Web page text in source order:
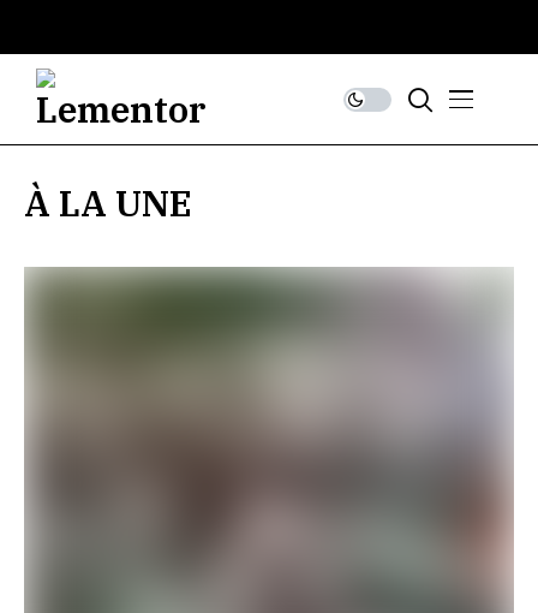
À LA UNE